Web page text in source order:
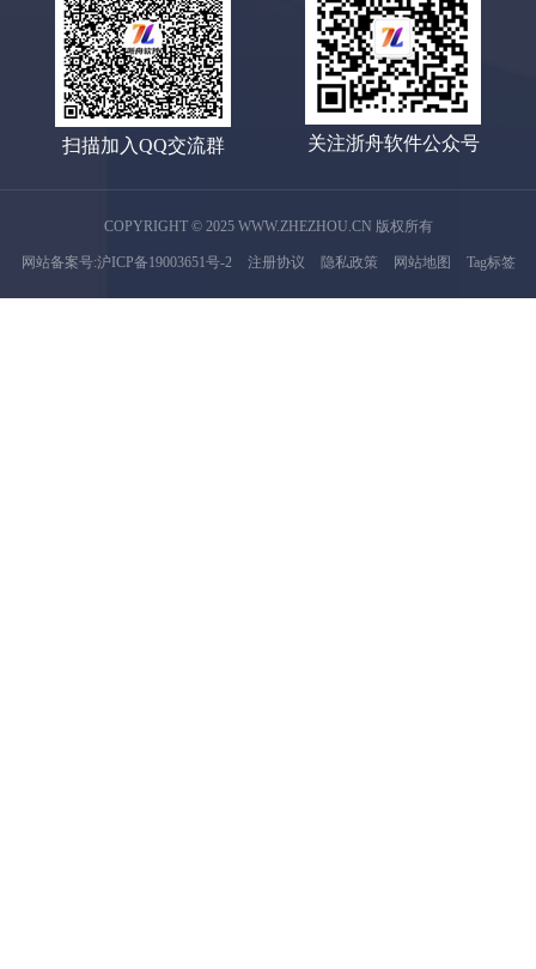
扫描加入QQ交流群 关注浙舟软件公众号
COPYRIGHT © 2025 WWW.ZHEZHOU.CN 版权所有
网站备案号:沪ICP备19003651号-2 注册协议 隐私政策 网站地图 Tag标签